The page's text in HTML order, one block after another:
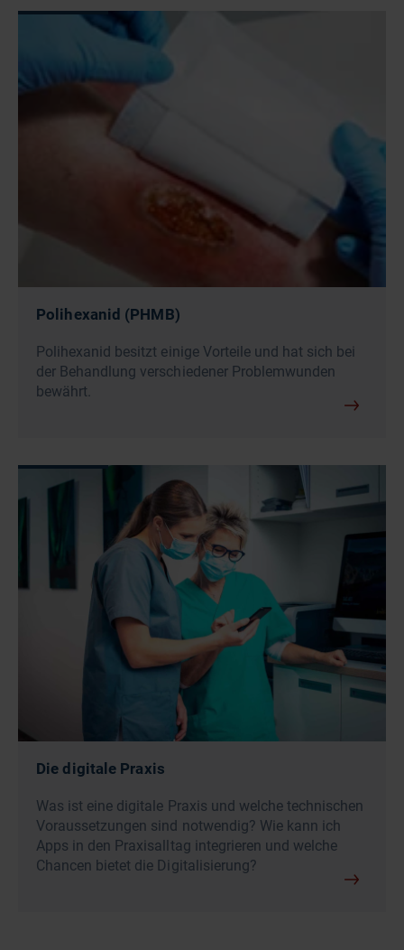
Polihexanid (PHMB)
Polihexanid besitzt einige Vorteile und hat sich bei
der Behandlung verschiedener Problemwunden
bewährt.
Die digitale Praxis
Was ist eine digitale Praxis und welche technischen
Voraussetzungen sind notwendig? Wie kann ich
Apps in den Praxisalltag integrieren und welche
Chancen bietet die Digitalisierung?